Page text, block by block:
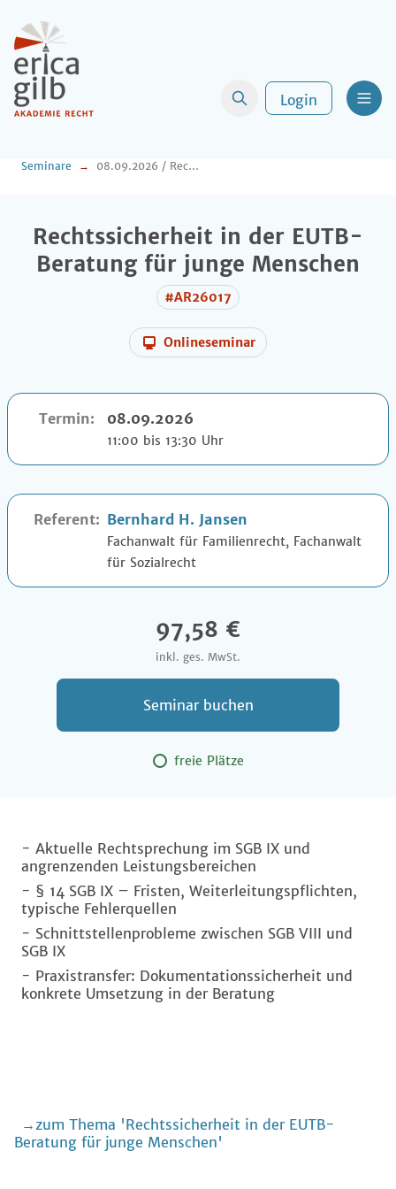
Login
Seminare 08.09.2026 / Rechtssicherheit in der EUTB-Beratung 2026 für junge Menschen
Rechtssicherheit in der EUTB-
Beratung für junge Menschen
#AR26017
Onlineseminar
Termin: 08.09.2026
11:00 bis 13:30 Uhr
Referent: Bernhard H. Jansen
Fachanwalt für Familienrecht, Fachanwalt
für Sozialrecht
97,58 €
inkl. ges. MwSt.
Seminar buchen
freie Plätze
- Aktuelle Rechtsprechung im SGB IX und
angrenzenden Leistungsbereichen
- § 14 SGB IX – Fristen, Weiterleitungspflichten,
typische Fehlerquellen
- Schnittstellenprobleme zwischen SGB VIII und
SGB IX
- Praxistransfer: Dokumentationssicherheit und
konkrete Umsetzung in der Beratung
zum Thema 'Rechtssicherheit in der EUTB-
Beratung für junge Menschen'